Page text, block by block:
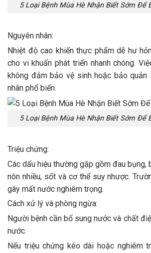
5 Loại Bệnh Mùa Hè Nhận Biết Sớm Để
Nguyên nhân:
Nhiệt độ cao khiến thực phẩm dễ hư
cho vi khuẩn phát triển nhanh chóng.
không đảm bảo vệ sinh hoặc bảo quản
nhân phổ biến.
5 Loại Bệnh Mùa Hè Nhận Biết Sớm Để
Triệu chứng:
Các dấu hiệu thường gặp gồm đau bụng,
nôn nhiều, sốt và cơ thể suy nhược.
gây mất nước nghiêm trọng.
Cách xử lý và phòng ngừa:
Người bệnh cần bổ sung nước và chất
nước.
Nếu triệu chứng kéo dài hoặc nghiêm